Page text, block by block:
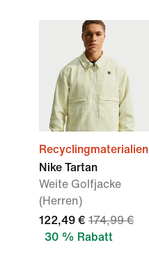
Recyclingmaterialien
Nike Tartan
Weite Golfjacke
(Herren)
122,49 € 174,99 €
30 % Rabatt